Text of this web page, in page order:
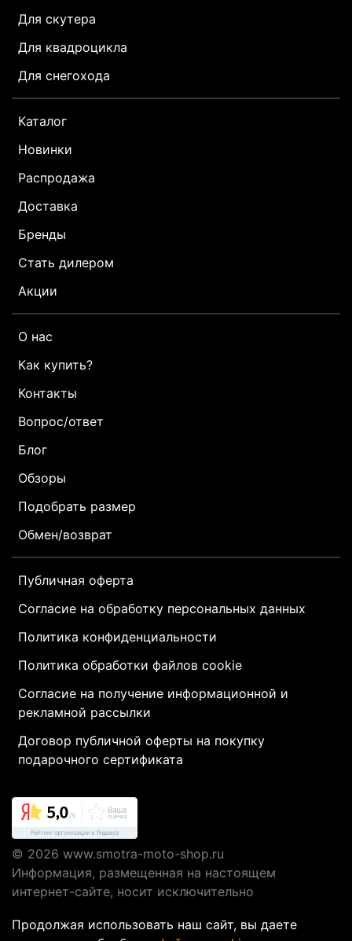
Для скутера
Для квадроцикла
Для снегохода
Каталог
Новинки
Распродажа
Доставка
Бренды
Стать дилером
Акции
О нас
Как купить?
Контакты
Вопрос/ответ
Блог
Обзоры
Подобрать размер
Обмен/возврат
Публичная оферта
Согласие на обработку персональных данных
Политика конфиденциальности
Политика обработки файлов cookie
Согласие на получение информационной и
рекламной рассылки
Договор публичной оферты на покупку
подарочного сертификата
© 2026 www.smotra-moto-shop.ru
Информация, размещенная на настоящем
интернет-сайте, носит исключительно
публичной офертой, определяемой положениями
Продолжая использовать наш сайт, вы даете